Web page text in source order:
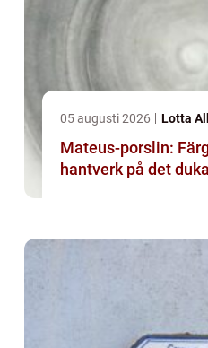
05 augusti 2026 Lotta
Mateus-porslin:
hantverk på det